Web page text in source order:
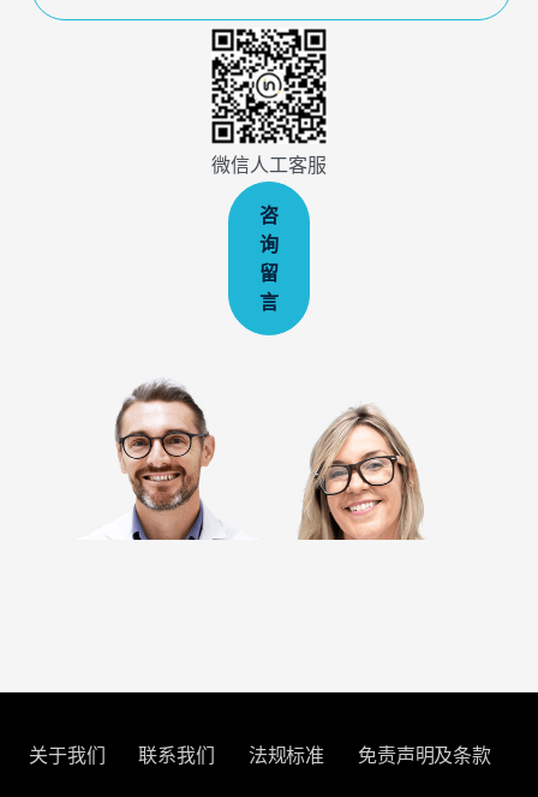
微信人工客服
咨
询
留
言
关于我们 联系我们 法规标准 免责声明及条款